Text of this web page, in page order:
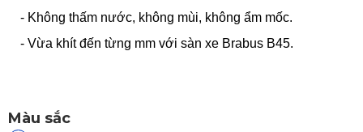
- Không thấm nước, không mùi, không ẩm mốc.
- Vừa khít đến từng mm với sàn xe Brabus B45.
Màu sắc